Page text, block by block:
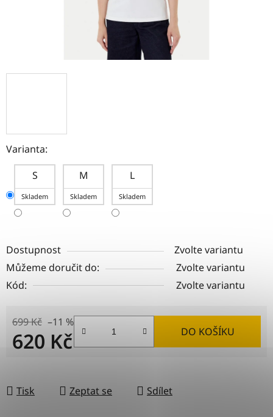
Varianta:
S
Skladem
M
Skladem
L
Skladem
Dostupnost
Zvolte variantu
Můžeme doručit do:
Zvolte variantu
Kód:
Zvolte variantu
699 Kč –11 %
620 Kč DO KOŠÍKU
Tisk Zeptat se Sdílet